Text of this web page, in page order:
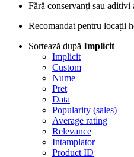
Fără conservanți sau
Recomandat pentru locații
Sortează după Implicit
Implicit
Custom
Nume
Pret
Data
Popularity (sales)
Average rating
Relevance
Intamplator
Product ID